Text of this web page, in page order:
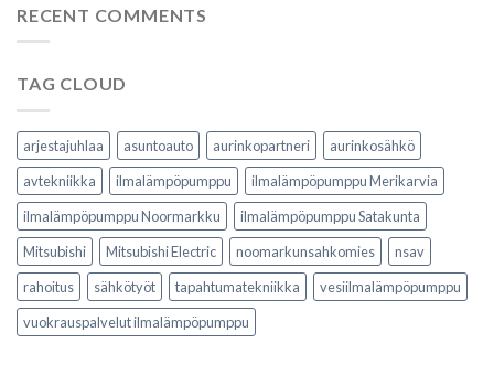
nyt
RECENT COMMENTS
TAG CLOUD
arjestajuhlaa asuntoauto aurinkopartneri
aurinkosähkö
avtekniikka
ilmalämpöpumppu
ilmalämpöpumppu Merikarvia
ilmalämpöpumppu Noormarkku
ilmalämpöpumppu Satakunta
Mitsubishi
Mitsubishi Electric noomarkunsahkomies
nsav
rahoitus
sähkötyöt tapahtumatekniikka
vesiilmalämpöpumppu
vuokrauspalvelut ilmalämpöpumppu